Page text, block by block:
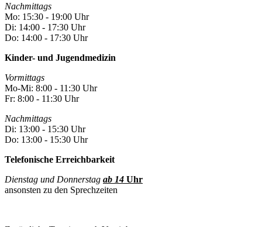
Nachmittags
Mo: 15:30 - 19:00 Uhr
Di: 14:00 - 17:30 Uhr
Do: 14:00 - 17:30 Uhr
Kinder- und Jugendmedizin
Vormittags
Mo-Mi: 8:00 - 11:30 Uhr
Fr: 8:00 - 11:30 Uhr
Nachmittags
Di: 13:00 - 15:30 Uhr
Do: 13:00 - 15:30 Uhr
Telefonische Erreichbarkeit
Dienstag und Donnerstag ab 14 Uhr
ansonsten zu den Sprechzeiten